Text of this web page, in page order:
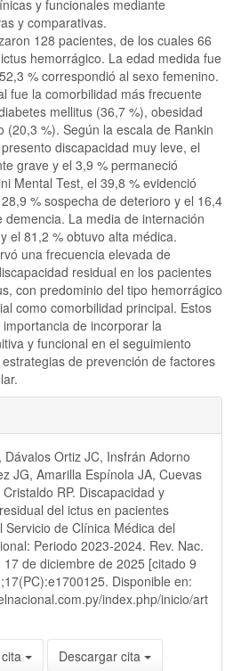
y funcionales mediante
y comparativas.
128 pacientes, de los cuales 66
hemorrágico. La edad medida fue
% correspondió al sexo femenino.
fue la comorbilidad más frecuente
mellitus (36,7 %), obesidad
(20,3 %). Según la escala de Rankin
discapacidad muy leve, el
grave y el 3,9 % permaneció
Mental Test, el 39,8 % evidenció
% sospecha de deterioro y el 16,4
demencia. La media de internación
el 81,2 % obtuvo alta médica.
una frecuencia elevada de
residual en los pacientes
con predominio del tipo hemorrágico
como comorbilidad principal. Estos
de incorporar la
y funcional en el seguimiento
de prevención de factores
Ortiz JC, Insfrán Adorno
JG, Amarilla Espínola JA, Cuevas
RP. Discapacidad y
del ictus en pacientes
Servicio de Clínica Médica del
Periodo 2023-2024. Rev. Nac.
de diciembre de 2025 [citado 9
Disponible en:
index.php/inicio/art
Descargar cita